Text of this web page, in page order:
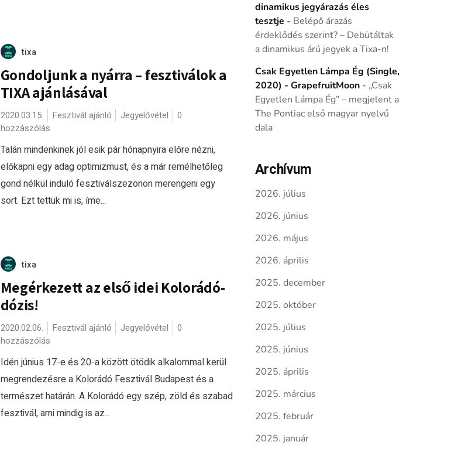
tixa
Gondoljunk a nyárra – fesztiválok a
TIXA ajánlásával
2020.03.15. Fesztivál ajánló Jegyelővétel
0
hozzászólás
Talán mindenkinek jól esik pár hónapnyira előre nézni,
előkapni egy adag optimizmust, és a már remélhetőleg
gond nélkül induló fesztiválszezonon merengeni egy
sort. Ezt tettük mi is, íme...
tixa
Megérkezett az első idei Kolorádó-
dózis!
2020.02.06. Fesztivál ajánló Jegyelővétel
0
hozzászólás
Idén június 17-e és 20-a között ötödik alkalommal kerül
megrendezésre a Kolorádó Fesztivál Budapest és a
természet határán. A Kolorádó egy szép, zöld és szabad
fesztivál, ami mindig is az...
dinamikus jegyárazás éles
tesztje - Belépő árazás
érdeklődés szerint? – Debütáltak
a dinamikus árú jegyek a Tixa-n!
Csak Egyetlen Lámpa Ég (Single,
2020) - GrapefruitMoon- „Csak
Egyetlen Lámpa Ég” – megjelent a
The Pontiac első magyar nyelvű
dala
Archívum
2026. július
2026. június
2026. május
2026. április
2025. december
2025. október
2025. július
2025. június
2025. április
2025. március
2025. február
2025. január